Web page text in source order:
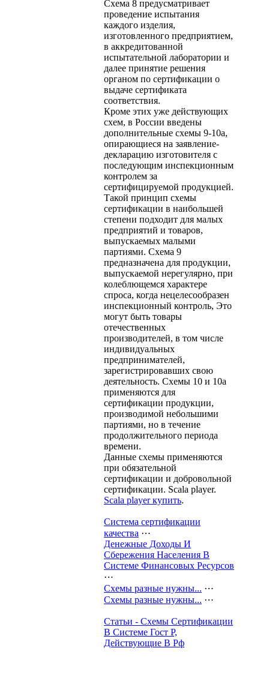
Схема 8 предусматривает
проведение испытания
каждого изделия,
изготовленного предприятием,
в аккредитованной
испытательной лаборатории и
далее принятие решения
органом по сертификации о
выдаче сертификата
соответствия.
Кроме этих уже действующих
схем, в России введены
дополнительные схемы 9-10а,
опирающиеся на заявление-
декларацию изготовителя с
последующим инспекционным
контролем за
сертифицируемой продукцией.
Такой принцип схемы
сертификации в наибольшей
степени подходит для малых
предприятий и товаров,
выпускаемых малыми
партиями. Схема 9
предназначена для продукции,
выпускаемой нерегулярно, при
колеблющемся характере
спроса, когда нецелесообразен
инспекционный контроль, Это
могут быть товары
отечественных
производителей, в том числе
индивидуальных
предпринимателей,
зарегистрировавших свою
деятельность. Схемы 10 и 10а
применяются для
сертификации продукции,
производимой небольшими
партиями, но в течение
продолжительного периода
времени.
Данные схемы применяются
при обязательной
сертификации и добровольной
сертификации. Scala player.
Scala player купить.
Система сертификации
качества ⋯
Денежные Доходы И
Сбережения Населения В
Системе Финансовых Ресурсов
⋯
Схемы разные нужны... ⋯
Схемы разные нужны... ⋯
Статьи - Схемы Сертификации
В Системе Гост Р,
Действующие В Рф